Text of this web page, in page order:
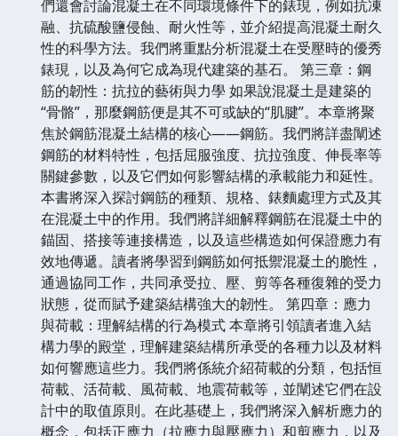
們還會討論混凝土在不同環境條件下的錶現，例如抗凍
融、抗硫酸鹽侵蝕、耐火性等，並介紹提高混凝土耐久
性的科學方法。我們將重點分析混凝土在受壓時的優秀
錶現，以及為何它成為現代建築的基石。 第三章：鋼
筋的韌性：抗拉的藝術與力學 如果說混凝土是建築的
“骨骼”，那麼鋼筋便是其不可或缺的“肌腱”。本章將聚
焦於鋼筋混凝土結構的核心——鋼筋。我們將詳盡闡述
鋼筋的材料特性，包括屈服強度、抗拉強度、伸長率等
關鍵參數，以及它們如何影響結構的承載能力和延性。
本書將深入探討鋼筋的種類、規格、錶麵處理方式及其
在混凝土中的作用。我們將詳細解釋鋼筋在混凝土中的
錨固、搭接等連接構造，以及這些構造如何保證應力有
效地傳遞。讀者將學習到鋼筋如何抵禦混凝土的脆性，
通過協同工作，共同承受拉、壓、剪等各種復雜的受力
狀態，從而賦予建築結構強大的韌性。 第四章：應力
與荷載：理解結構的行為模式 本章將引領讀者進入結
構力學的殿堂，理解建築結構所承受的各種力以及材料
如何響應這些力。我們將係統介紹荷載的分類，包括恒
荷載、活荷載、風荷載、地震荷載等，並闡述它們在設
計中的取值原則。在此基礎上，我們將深入解析應力的
概念，包括正應力（拉應力與壓應力）和剪應力，以及